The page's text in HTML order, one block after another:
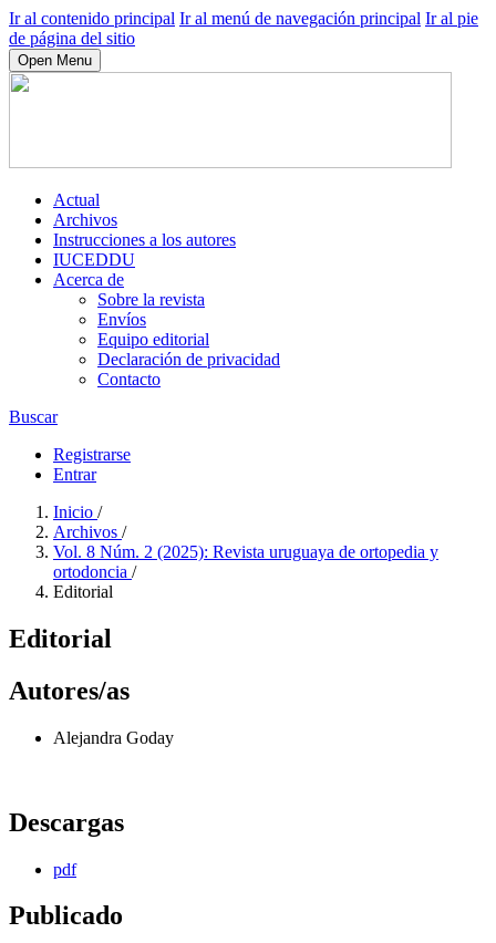
Ir al contenido principal Ir al menú de navegación principal Ir al pie
de página del sitio
Open Menu
Actual
Archivos
Instrucciones a los autores
IUCEDDU
Acerca de
Sobre la revista
Envíos
Equipo editorial
Declaración de privacidad
Contacto
Buscar
Registrarse
Entrar
Inicio /
Archivos /
Vol. 8 Núm. 2 (2025): Revista uruguaya de ortopedia y
ortodoncia /
Editorial
Editorial
Autores/as
Alejandra Goday
Descargas
pdf
Publicado